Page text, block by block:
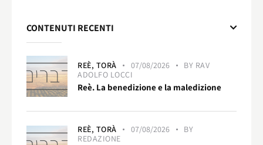
CONTENUTI RECENTI
REÈ, TORÀ 07/08/2026 BY RAV
ADOLFO LOCCI
Reè. La benedizione e la maledizione
REÈ, TORÀ 07/08/2026
BY
REDAZIONE